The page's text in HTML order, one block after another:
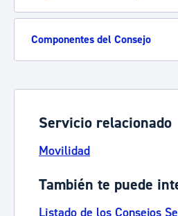
Componentes del Consejo
Servicio relacionado
Movilidad
También te puede